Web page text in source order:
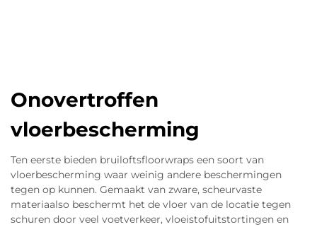
Onovertroffen
vloerbescherming
Ten eerste bieden bruiloftsfloorwraps een soort van
vloerbescherming waar weinig andere beschermingen
tegen op kunnen. Gemaakt van zware, scheurvaste
materiaalso beschermt het de vloer van de locatie tegen
schuren door veel voetverkeer, vloeistofuitstortingen en